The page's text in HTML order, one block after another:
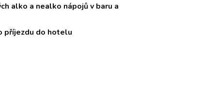
alko a nealko nápojů v baru a
příjezdu do hotelu